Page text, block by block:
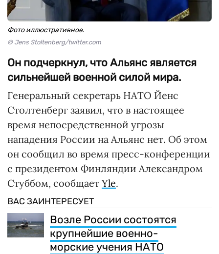
Фото иллюстративное.
© Jens Stoltenberg/twitter.com
Он подчеркнул, что Альянс является
сильнейшей военной силой мира.
Генеральный секретарь НАТО Йенс
Столтенберг заявил, что в настоящее
время непосредственной угрозы
нападения России на Альянс нет. Об этом
он сообщил во время пресс-конференции
с президентом Финляндии Александром
Стуббом, сообщаетYle.
ВАС ЗАИНТЕРЕСУЕТ
Возле России состоятся
крупнейшие военно-
морские учения НАТО